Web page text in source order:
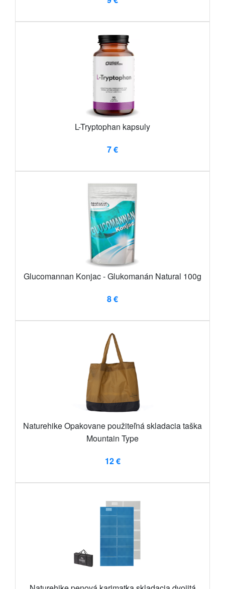
L-Tryptophan kapsuly
7 €
Glucomannan Konjac - Glukomanán Natural 100g
8 €
Naturehike Opakovane použiteľná skladacia taška
Mountain Type
12 €